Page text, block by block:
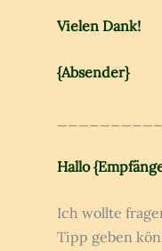
Vielen Dank!
{Absender}
Hallo
Ich wollte
Tipp geben